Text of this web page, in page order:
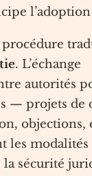
l’adoption
. L’échange
autorités
— projets de
objections,
les modalités
la sécurité